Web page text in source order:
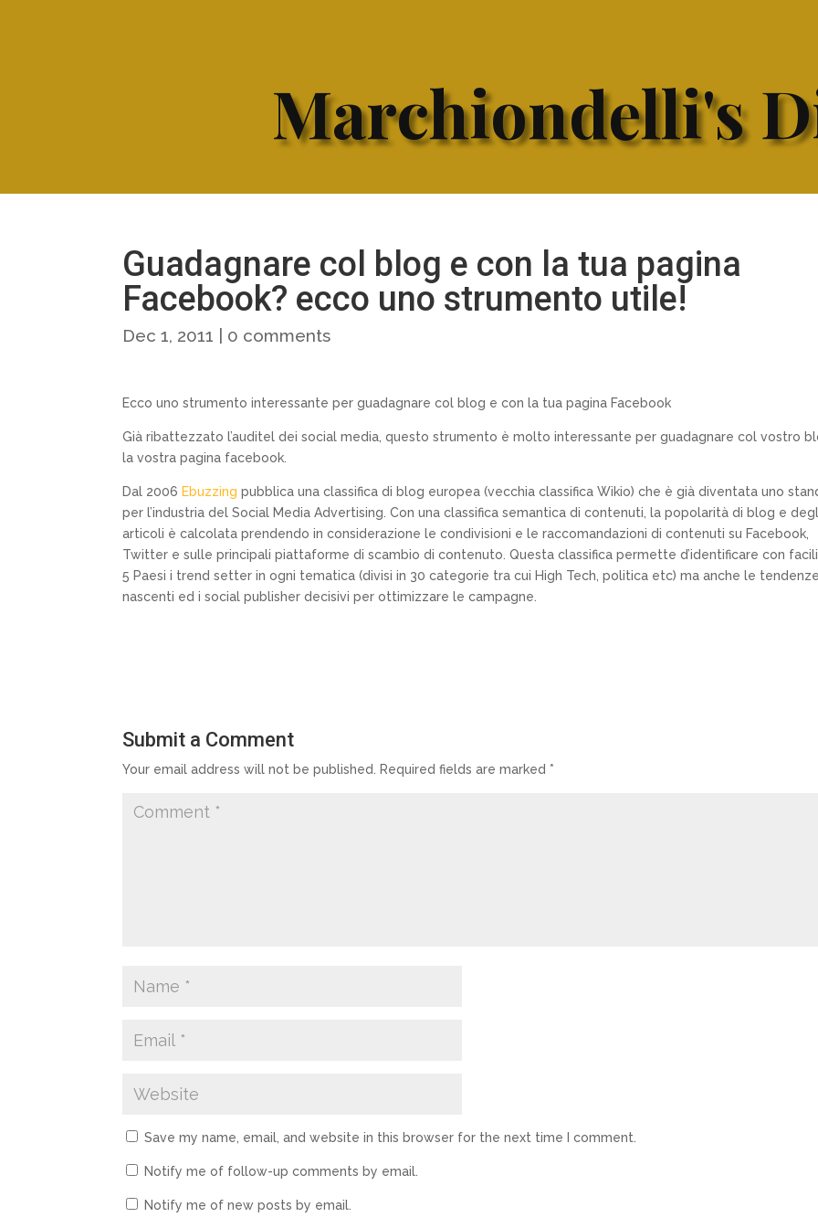
Marchiondelli's
Guadagnare col blog e con la tua pagina
Facebook? ecco uno strumento utile!
Dec 1, 2011 | 0 comments
Ecco uno strumento interessante per guadagnare col blog e con la tua pagina Facebook
Già ribattezzato l’auditel dei social media, questo strumento è molto interessante per guadagnare col vostro
la vostra pagina facebook.
Dal 2006Ebuzzing pubblica una classifica di blog europea (vecchia classifica Wikio) che è già diventata uno
per l’industria del Social Media Advertising. Con una classifica semantica di contenuti, la popolarità di blog e
articoli è calcolata prendendo in considerazione le condivisioni e le raccomandazioni di contenuti su Facebook,
Twitter e sulle principali piattaforme di scambio di contenuto. Questa classifica permette d’identificare con
5 Paesi i trend setter in ogni tematica (divisi in 30 categorie tra cui High Tech, politica etc) ma anche le tendenze
nascenti ed i social publisher decisivi per ottimizzare le campagne.
Submit a Comment
Your email address will not be published. Required fields are marked *
Save my name, email, and website in this browser for the next time I comment.
Notify me of follow-up comments by email.
Notify me of new posts by email.